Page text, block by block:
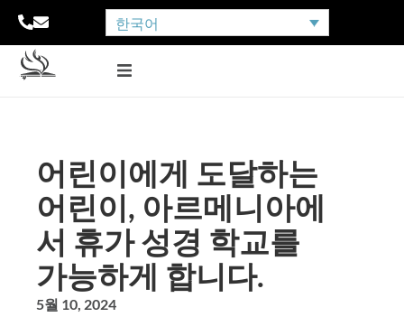
한국어
어린이에게 도달하는
어린이, 아르메니아에
서 휴가 성경 학교를
가능하게 합니다.
5월 10, 2024